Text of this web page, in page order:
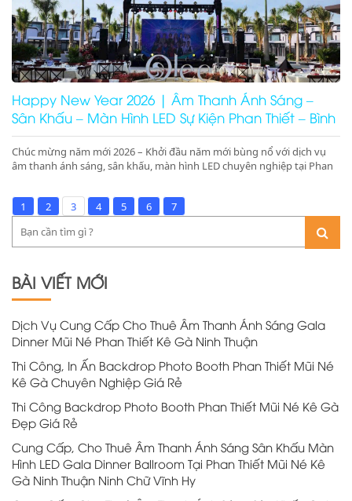
Happy New Year 2026 | Âm Thanh Ánh Sáng –
Sân Khấu – Màn Hình LED Sự Kiện Phan Thiết – Bình
Thuận – Ninh Thuận
Chúc mừng năm mới 2026 – Khởi đầu năm mới bùng nổ với dịch vụ
âm thanh ánh sáng, sân khấu, màn hình LED chuyên nghiệp tại Phan
resort, nhà hàng Mũi Né, Ninh Chữ, Phan Rang.
1
2 3 4 5 6 7
BÀI VIẾT MỚI
Dịch Vụ Cung Cấp Cho Thuê Âm Thanh Ánh Sáng Gala
Dinner Mũi Né Phan Thiết Kê Gà Ninh Thuận
Thi Công, In Ấn Backdrop Photo Booth Phan Thiết Mũi Né
Kê Gà Chuyên Nghiệp Giá Rẻ
Thi Công Backdrop Photo Booth Phan Thiết Mũi Né Kê Gà
Đẹp Giá Rẻ
Cung Cấp, Cho Thuê Âm Thanh Ánh Sáng Sân Khấu Màn
Hình LED Gala Dinner Ballroom Tại Phan Thiết Mũi Né Kê
Gà Ninh Thuận Ninh Chữ Vĩnh Hy